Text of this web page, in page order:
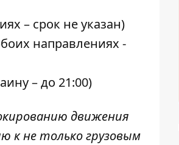
– срок не указан)
направлениях -
– до 21:00)
движения
к не только грузовым